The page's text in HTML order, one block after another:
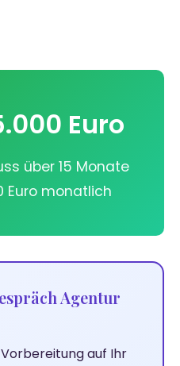
Euro
über 15 Monate
Euro monatlich
Agentur
Vorbereitung auf Ihr